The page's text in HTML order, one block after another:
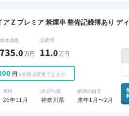
ディスプレイオーディオ ※ナビキット
サンルーフ 電動バックドア バックモ
本体価格
735.0万円
諸費用
11.0万円
円 ※金額は変更できます。
車検
26年11月
出品地域
神奈川県
納期の目安
来年1月〜2月